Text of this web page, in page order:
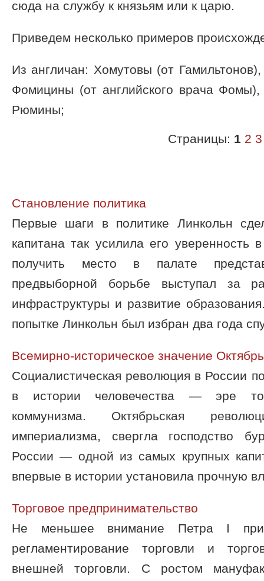
сюда на службу к князьям или к царю.
Приведем несколько примеров
Из англичан: Хомутовы (от
Фомицины (от английского врача
Рюмины;
Страницы: 1 2 3
Становление политика
Первые шаги в политике Линкольн
капитана так усилила его уверенность
получить место в палате
предвыборной борьбе выступал за
инфраструктуры и развитие
попытке Линкольн был избран два года
Всемирно-историческое значение
Социалистическая революция в России
в истории человечества — эре
коммунизма. Октябрьская
империализма, свергла господство
России — одной из самых крупных
впервые в истории установила прочную
Торговое предпринимательство
Не меньшее внимание Петра I
регламентирование торговли и
внешней торговли. С ростом